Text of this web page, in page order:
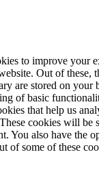
to improve your
Out of these,
are stored on your
of basic
that help us
cookies will be
You also have the
of some of these